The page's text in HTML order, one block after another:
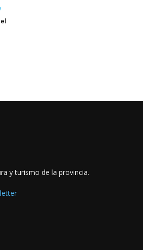
y turismo de la provincia.